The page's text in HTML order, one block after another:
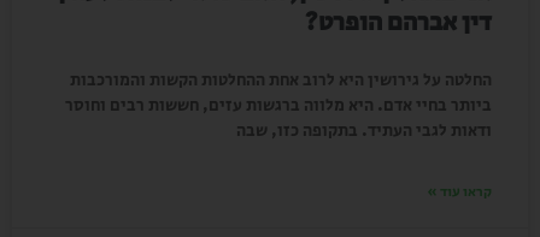
דין אברהם הופרט?
החלטה על גירושין היא לרוב אחת ההחלטות הקשות והמורכבות
ביותר בחיי אדם. היא מלווה ברגשות עזים, חששות רבים וחוסר
ודאות לגבי העתיד. בתקופה כזו, שבה
קראו עוד »